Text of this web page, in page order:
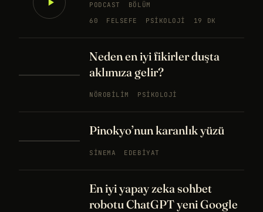
PODCAST
BÖLÜM
60
FELSEFE PSIKOLOJI 19 DK
Neden en iyi fikirler duşta
aklımıza gelir?
NÖROBILIM PSIKOLOJI
Pinokyo’nun karanlık yüzü
SINEMA EDEBIYAT
En iyi yapay zeka sohbet
robotu ChatGPT yeni Google